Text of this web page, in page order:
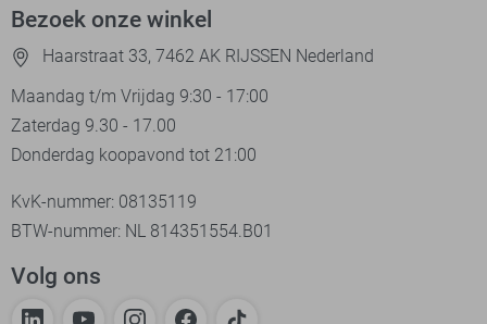
Bezoek onze winkel
Haarstraat 33, 7462 AK RIJSSEN Nederland
Maandag t/m Vrijdag 9:30 - 17:00
Zaterdag 9.30 - 17.00
Donderdag koopavond tot 21:00
KvK-nummer: 08135119
BTW-nummer: NL 814351554.B01
Volg ons